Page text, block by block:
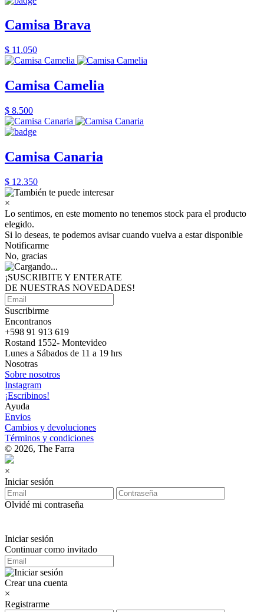
Camisa Brava
$ 11.050
Camisa Camelia
$ 8.500
Camisa Canaria
$ 12.350
×
Lo sentimos, en este momento no tenemos stock para el producto
elegido.
Si lo deseas, te podemos avisar cuando vuelva a estar disponible
Notificarme
No, gracias
¡SUSCRIBITE Y ENTERATE
DE NUESTRAS NOVEDADES!
Suscribirme
Encontranos
+598 91 913 619
Rostand 1552- Montevideo
Lunes a Sábados de 11 a 19 hrs
Nosotras
Sobre nosotros
Instagram
¡Escribinos!
Ayuda
Envios
Cambios y devoluciones
Términos y condiciones
© 2026, The Farra
×
Iniciar sesión
Olvidé mi contraseña
Iniciar sesión
Continuar como invitado
Crear una cuenta
×
Registrarme